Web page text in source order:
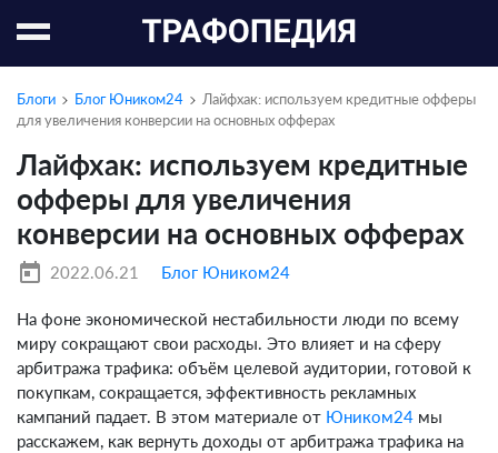
Блоги Блог Юником24
Лайфхак: используем кредитные офферы
для увеличения конверсии на основных офферах
Лайфхак: используем кредитные
офферы для увеличения
конверсии на основных офферах
today 2022.06.21 Блог Юником24
На фоне экономической нестабильности люди по всему
миру сокращают свои расходы. Это влияет и на сферу
арбитража трафика: объём целевой аудитории, готовой к
покупкам, сокращается, эффективность рекламных
кампаний падает. В этом материале от Юником24 мы
расскажем, как вернуть доходы от арбитража трафика на